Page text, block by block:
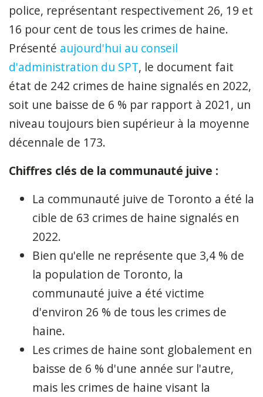
police, représentant respectivement 26, 19 et
16 pour cent de tous les crimes de haine.
Présenté aujourd'hui au conseil
d'administration du SPT, le document fait
état de 242 crimes de haine signalés en 2022,
soit une baisse de 6 % par rapport à 2021, un
niveau toujours bien supérieur à la moyenne
décennale de 173.
Chiffres clés de la communauté juive :
La communauté juive de Toronto a été la
cible de 63 crimes de haine signalés en
2022.
Bien qu'elle ne représente que 3,4 % de
la population de Toronto, la
communauté juive a été victime
d'environ 26 % de tous les crimes de
haine.
Les crimes de haine sont globalement en
baisse de 6 % d'une année sur l'autre,
mais les crimes de haine visant la